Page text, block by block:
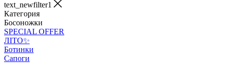
text_newfilter1
Категория
Босоножки
SPECIAL OFFER
ЛІТО✨
Ботинки
Сапоги